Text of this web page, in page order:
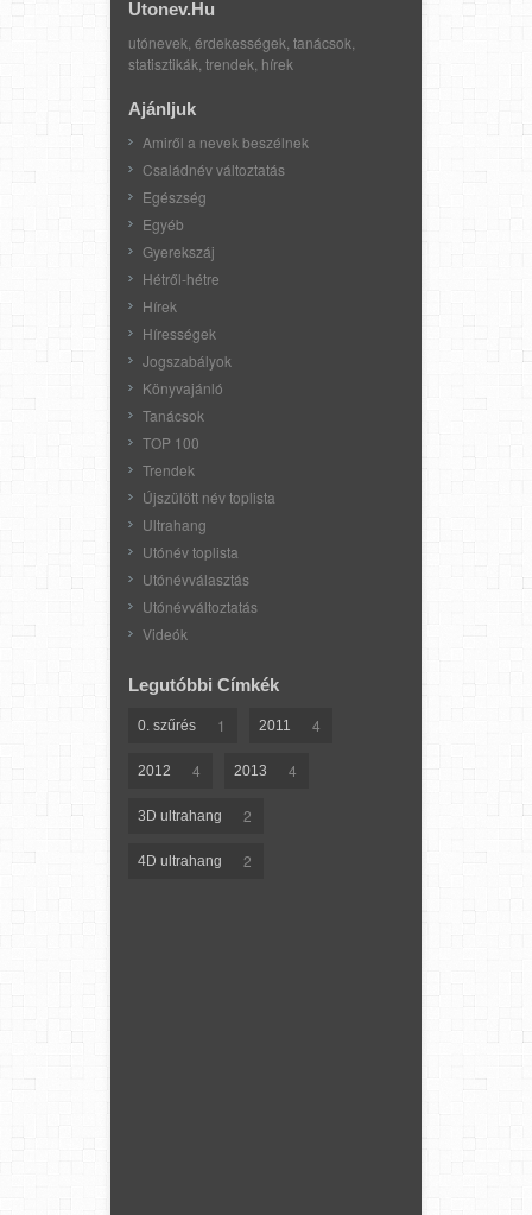
Utonev.hu
utónevek, érdekességek, tanácsok,
statisztikák, trendek, hírek
Ajánljuk
Amiről a nevek beszélnek
Családnév változtatás
Egészség
Egyéb
Gyerekszáj
Hétről-hétre
Hírek
Hírességek
Jogszabályok
Könyvajánló
Tanácsok
TOP 100
Trendek
Újszülött név toplista
Ultrahang
Utónév toplista
Utónévválasztás
Utónévváltoztatás
Videók
Legutóbbi Címkék
0. szűrés 1 2011 4
2012 4 2013 4
3D ultrahang 2
4D ultrahang 2